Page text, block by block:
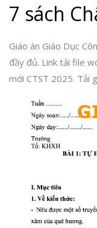
7 sách
Giáo án Giáo Dục
đầy đủ. Link tải file
mới CTST 2025. Tải